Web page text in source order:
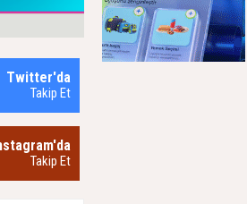
Twitter'da
Takip Et
Takip Et